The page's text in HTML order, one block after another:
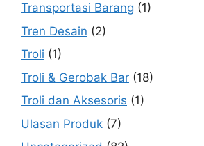
Transportasi Barang (1)
Tren Desain (2)
Troli (1)
Troli & Gerobak Bar (18)
Troli dan Aksesoris (1)
Ulasan Produk (7)